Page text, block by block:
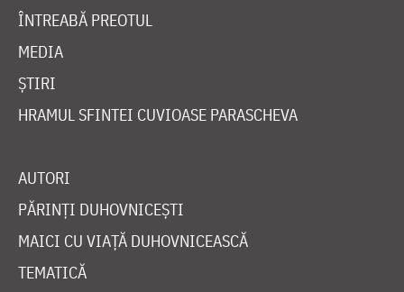
ÎNTREABĂ PREOTUL
MEDIA
ȘTIRI
HRAMUL SFINTEI CUVIOASE PARASCHEVA
AUTORI
PĂRINȚI DUHOVNICEȘTI
MAICI CU VIAȚĂ DUHOVNICEASCĂ
TEMATICĂ